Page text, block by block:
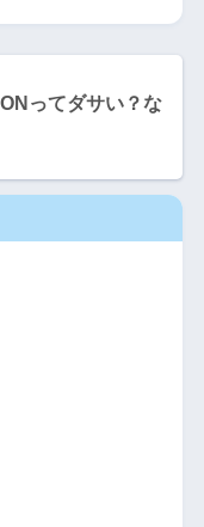
ってダサい？な